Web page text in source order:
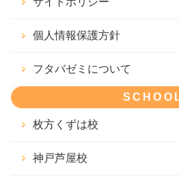
個人情報保護方針
フタバゼミについて
枚方くずは校
神戸芦屋校